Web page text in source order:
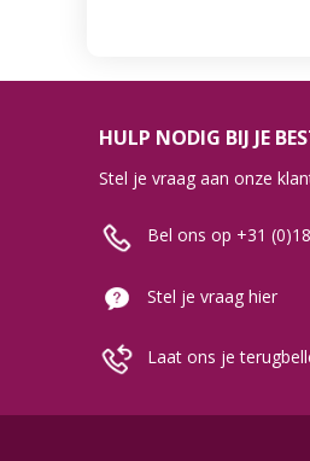
HULP NODIG BIJ JE
Stel je vraag aan onze
Bel ons op +31
Stel je vraag hier
Laat ons je